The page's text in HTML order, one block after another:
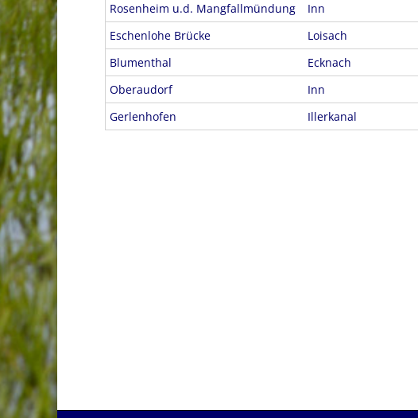
Rosenheim u.d. Mangfallmündung
Inn
Eschenlohe Brücke
Loisach
Blumenthal
Ecknach
Oberaudorf
Inn
Gerlenhofen
Illerkanal